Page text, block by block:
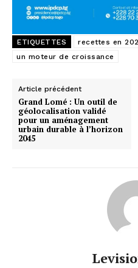
ETIQUETTES recettes en
un moteur de croissance
Article précédent
Grand Lomé : Un outil de
géolocalisation validé
pour un aménagement
urbain durable à l’horizon
2045